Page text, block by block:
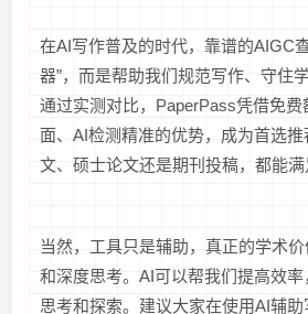
在AI写作普及的时代，靠谱的AIGC
器”，而是帮助我们规范写作、守住学
通过实测对比，PaperPass凭借免
面、AI检测精准的优势，成为首选
文、硕士论文还是期刊投稿，都能满
当然，工具只是辅助，真正的学术
和深度思考。AI可以帮我们提高效
思考和探索。建议大家在使用AI辅